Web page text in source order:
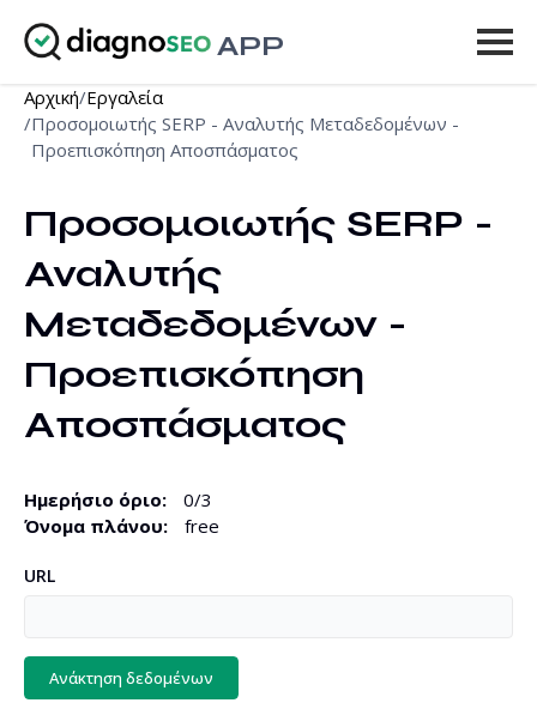
APP
Εργαλεία
Τιμοκατάλογος
Περισσότερα
Είσοδος
ΑΝΑΒΆΘΜΙΣΗ
Αρχική/Εργαλεία
/Προσομοιωτής SERP - Αναλυτής Μεταδεδομένων -
Προεπισκόπηση Αποσπάσματος
Προσομοιωτής SERP -
Αναλυτής
Μεταδεδομένων -
Προεπισκόπηση
Αποσπάσματος
Ημερήσιο όριο: 0/3
Όνομα πλάνου: free
URL
Ανάκτηση δεδομένων